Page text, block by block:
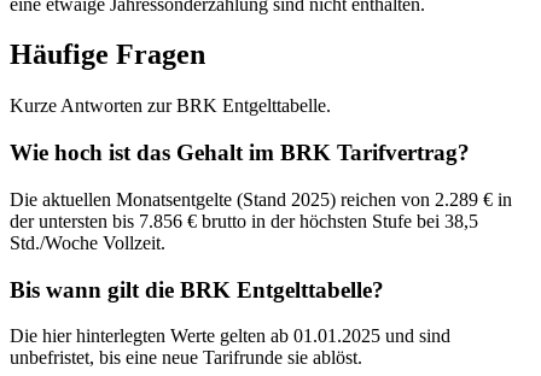
Häufige Fragen
Kurze Antworten zur BRK Entgelttabelle.
Wie hoch ist das Gehalt im BRK Tarifvertrag?
Die aktuellen Monatsentgelte (Stand 2025) reichen von 2.289 € in
der untersten bis 7.856 € brutto in der höchsten Stufe bei 38,5
Std./Woche Vollzeit.
Bis wann gilt die BRK Entgelttabelle?
Die hier hinterlegten Werte gelten ab 01.01.2025 und sind
unbefristet, bis eine neue Tarifrunde sie ablöst.